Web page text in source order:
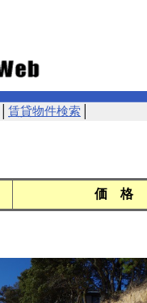
賃貸物件検索
価 格